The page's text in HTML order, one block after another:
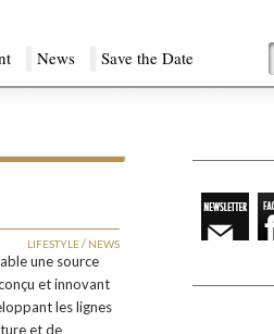
News Save the Date
LIFESTYLE/ NEWS
une source
et innovant
les lignes
et de